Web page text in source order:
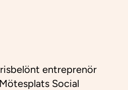
entreprenör
Social